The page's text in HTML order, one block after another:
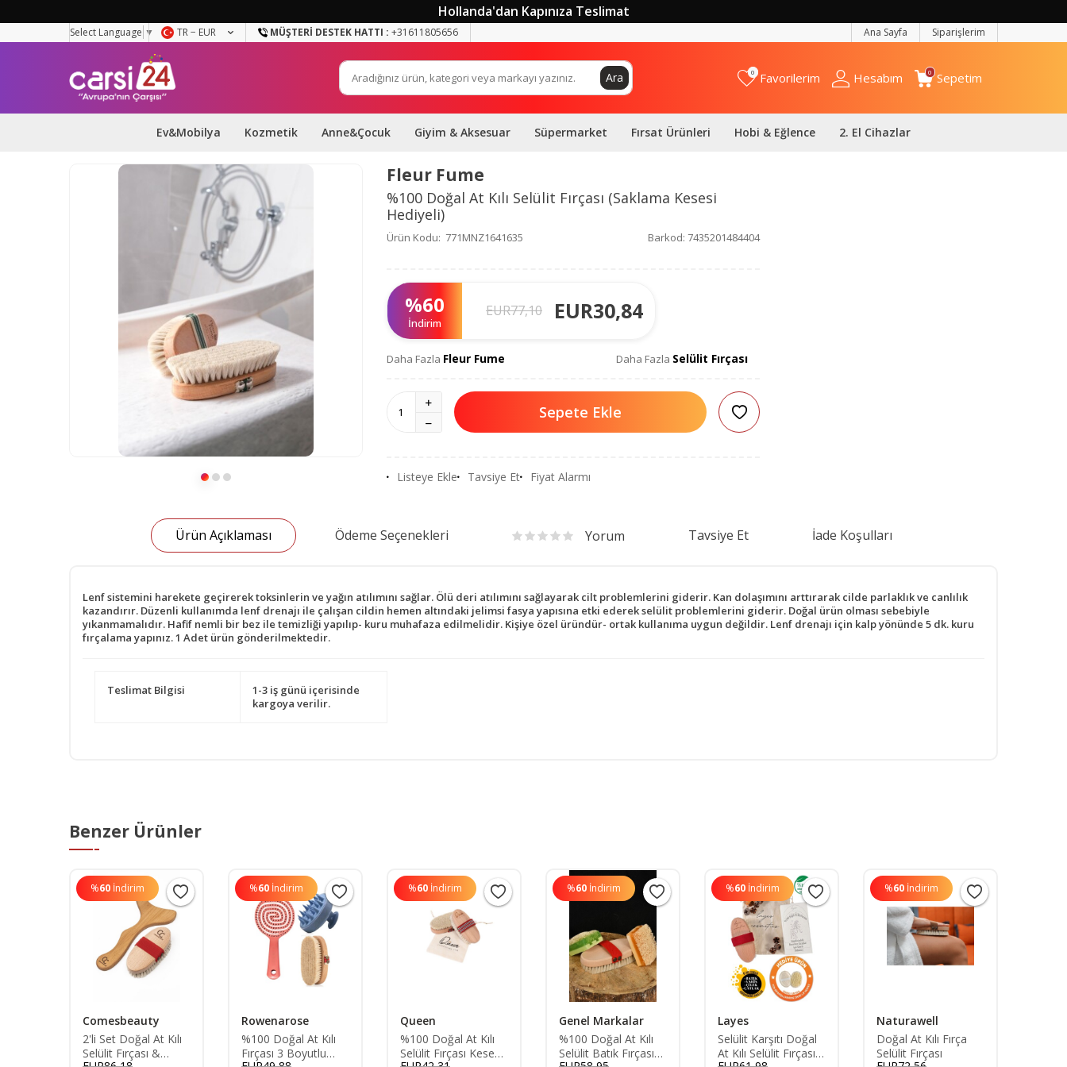
Hollanda'dan Kapınıza Teslimat
Select Language ▼ TR − EUR MÜŞTERI DESTEK HATTI : +31611805656 Ana Sayfa Siparişlerim
Ara 0 Favorilerim Hesabım 0 Sepetim
Ev&Mobilya Kozmetik Anne&Çocuk Giyim & Aksesuar Süpermarket Fırsat Ürünleri Hobi & Eğlence 2. El Cihazlar
Fleur Fume
%100 Doğal At Kılı Selülit Fırçası (Saklama Kesesi
Hediyeli)
Ürün Kodu: 771MNZ1641635 Barkod: 7435201484404
%60
İndirim
EUR77,10 EUR30,84
Daha Fazla Fleur Fume Daha Fazla Selülit Fırçası
Sepete Ekle
Listeye Ekle Tavsiye Et Fiyat Alarmı
Ürün Açıklaması Ödeme Seçenekleri Yorum Tavsiye Et İade Koşulları
Lenf sistemini harekete geçirerek toksinlerin ve yağın atılımını sağlar. Ölü deri atılımını sağlayarak cilt problemlerini giderir. Kan dolaşımını arttırarak cilde parlaklık ve canlılık
kazandırır. Düzenli kullanımda lenf drenajı ile çalışan cildin hemen altındaki jelimsi fasya yapısına etki ederek selülit problemlerini giderir. Doğal ürün olması sebebiyle
yıkanmamalıdır. Hafif nemli bir bez ile temizliği yapılıp- kuru muhafaza edilmelidir. Kişiye özel üründür- ortak kullanıma uygun değildir. Lenf drenajı için kalp yönünde 5 dk. kuru
fırçalama yapınız. 1 Adet ürün gönderilmektedir.
Teslimat Bilgisi
1-3 iş günü içerisinde
kargoya verilir.
Benzer Ürünler
%60 İndirim
Comesbeauty
2'li Set Doğal At Kılı
Selülit Fırçası &
%60 İndirim
Rowenarose
%100 Doğal At Kılı
Fırçası 3 Boyutlu
%60 İndirim
Queen
%100 Doğal At Kılı
Selülit Fırçası Kesesi
%60 İndirim
Genel Markalar
%100 Doğal At Kılı
Selülit Batık Fırçası
%60 İndirim
Layes
Selülit Karşıtı Doğal
At Kılı Selülit Fırçası
%60 İndirim
Naturawell
Doğal At Kılı Fırça
Selülit Fırçası